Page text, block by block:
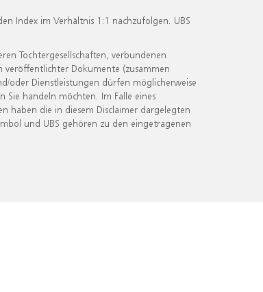
Index im Verhältnis 1:1 nachzufolgen. UBS
Tochtergesellschaften, verbundenen
Dokumente (zusammen
oder Dienstleistungen dürfen möglicherweise
handeln möchten. Im Falle eines
haben die in diesem Disclaimer dargelegten
und UBS gehören zu den eingetragenen